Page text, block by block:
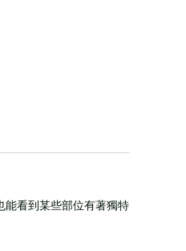
能看到某些部位有著獨特